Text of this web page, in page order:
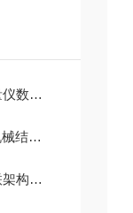
术架构
性技术
理技术